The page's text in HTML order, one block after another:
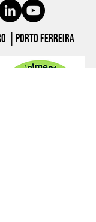
│porto ferreira